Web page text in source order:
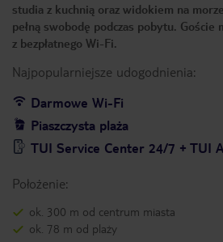
studia z kuchnią oraz widokiem na
pełną swobodę podczas pobytu. Goście
z bezpłatnego Wi-Fi.
Najpopularniejsze udogodnienia:
Darmowe Wi-Fi
Piaszczysta plaża
TUI Service Center 24/7 + TUI
Położenie:
ok. 300 m od centrum miasta
ok. 78 m od plaży